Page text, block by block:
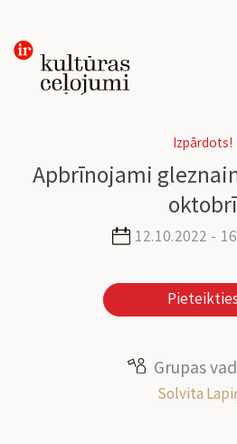
Skip
content
Izpārdots!
Apbrīnojami
oktobrī
12.10.2022 -
Pieteikties
Grupas
Solvita